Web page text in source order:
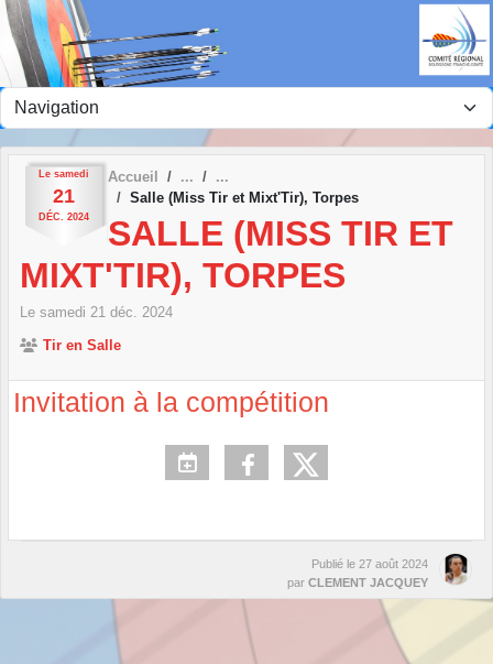
Le samedi
21
DÉC. 2024
Accueil
Salle (Miss Tir et Mixt'Tir), Torpes
SALLE (MISS TIR ET
MIXT'TIR), TORPES
Le samedi 21 déc. 2024
Tir en Salle
Invitation à la compétition
Publié le 27 août 2024
par CLEMENT JACQUEY
Panneau de gestion des cookies